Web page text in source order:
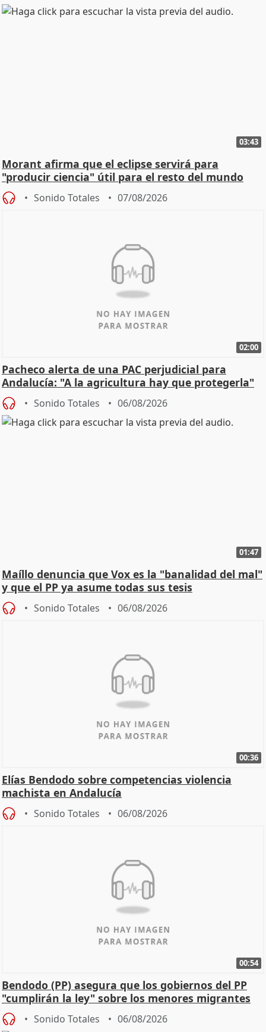
03:43
Morant afirma que el eclipse servirá para
"producir ciencia" útil para el resto del mundo
Sonido Totales 07/08/2026
02:00
Pacheco alerta de una PAC perjudicial para
Andalucía: "A la agricultura hay que protegerla"
Sonido Totales 06/08/2026
01:47
Maíllo denuncia que Vox es la "banalidad del mal"
y que el PP ya asume todas sus tesis
Sonido Totales 06/08/2026
00:36
Elías Bendodo sobre competencias violencia
machista en Andalucía
Sonido Totales 06/08/2026
00:54
Bendodo (PP) asegura que los gobiernos del PP
"cumplirán la ley" sobre los menores migrantes
Sonido Totales 06/08/2026